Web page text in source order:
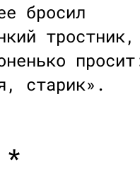
бросил
тростник,
старик».